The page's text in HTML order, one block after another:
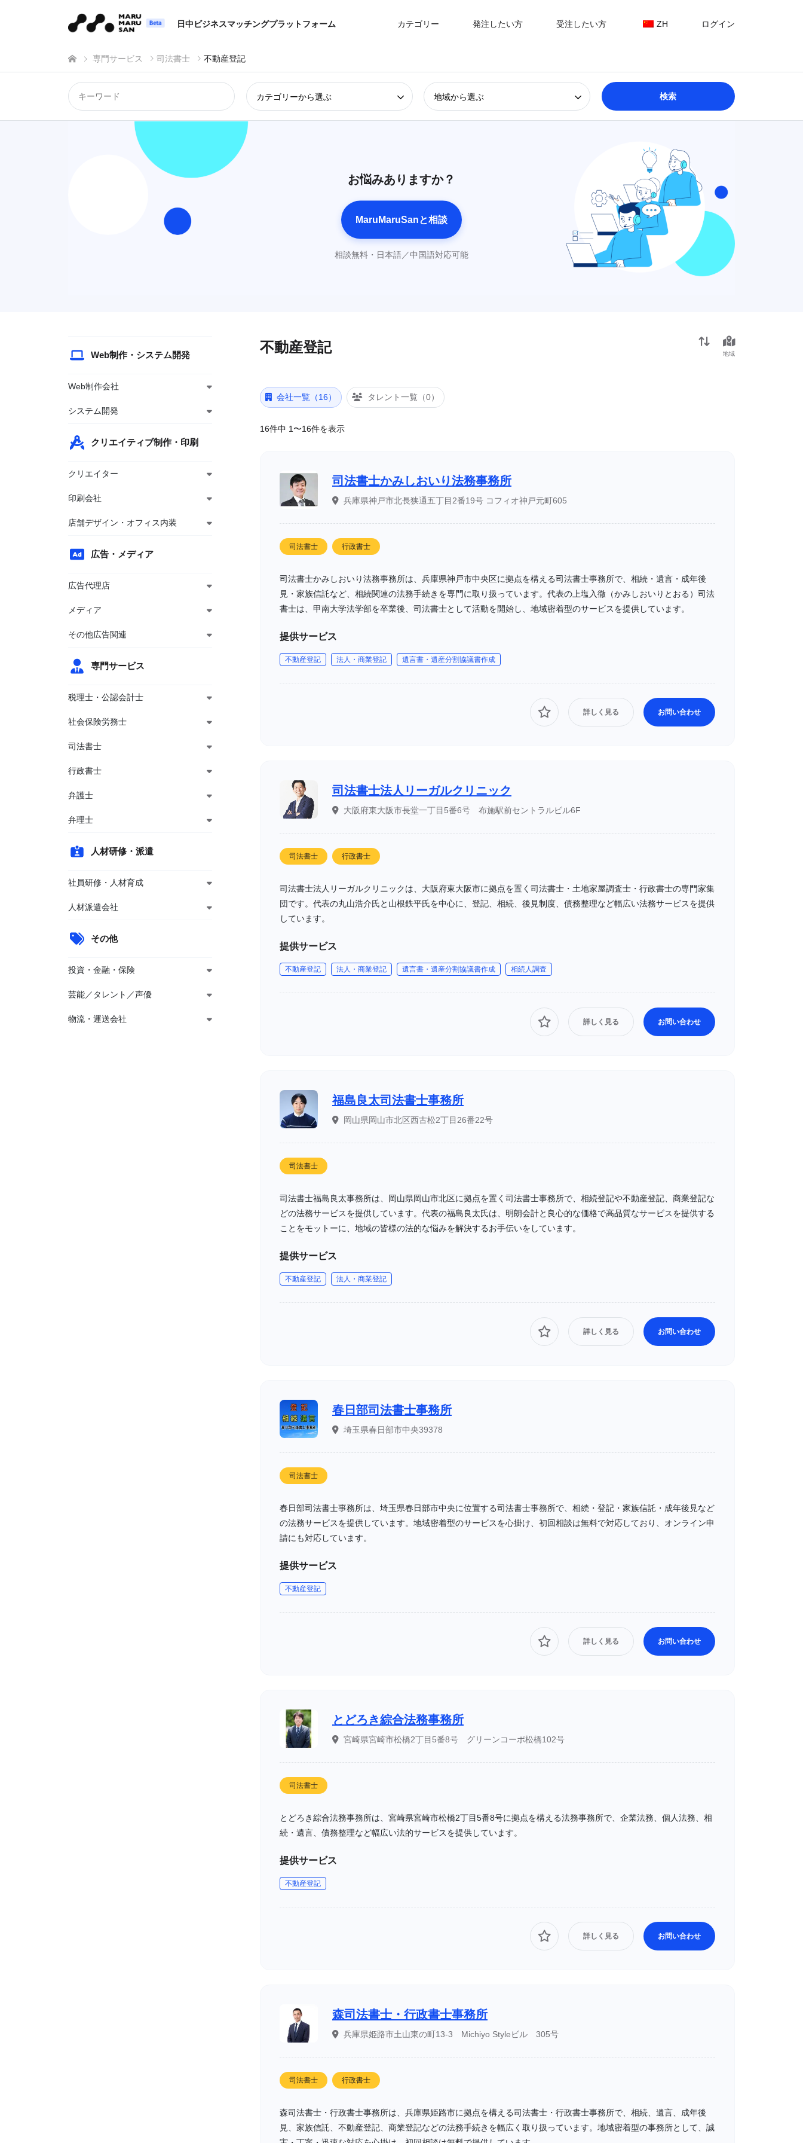
日中ビジネスマッチングプラットフォーム カテゴリー 発注したい方 受注したい方 ZH ログイン
専門サービス 司法書士 不動産登記
カテゴリーから選ぶ 地域から選ぶ
お悩みありますか？
MaruMaruSanと相談
相談無料・日本語／中国語対応可能
Web制作・システム開発
Web制作会社
システム開発
クリエイティブ制作・印刷
クリエイター
印刷会社
店舗デザイン・オフィス内装
広告・メディア
広告代理店
メディア
その他広告関連
専門サービス
税理士・公認会計士
社会保険労務士
司法書士
行政書士
弁護士
弁理士
人材研修・派遣
社員研修・人材育成
人材派遣会社
その他
投資・金融・保険
芸能／タレント／声優
物流・運送会社
不動産登記 地域
会社一覧（16） タレント一覧（0）
16件中 1〜16件を表示
司法書士かみしおいり法務事務所
兵庫県神戸市北長狭通五丁目2番19号 コフィオ神戸元町605
司法書士 行政書士
司法書士かみしおいり法務事務所は、兵庫県神戸市中央区に拠点を構える司法書士事務所で、相続・遺言・成年後
見・家族信託など、相続関連の法務手続きを専門に取り扱っています。代表の上塩入徹（かみしおいりとおる）司法
書士は、甲南大学法学部を卒業後、司法書士として活動を開始し、地域密着型のサービスを提供しています。
提供サービス
不動産登記 法人・商業登記 遺言書・遺産分割協議書作成
詳しく見る お問い合わせ
司法書士法人リーガルクリニック
大阪府東大阪市長堂一丁目5番6号 布施駅前セントラルビル6F
司法書士 行政書士
司法書士法人リーガルクリニックは、大阪府東大阪市に拠点を置く司法書士・土地家屋調査士・行政書士の専門家集
団です。代表の丸山浩介氏と山根鉄平氏を中心に、登記、相続、後見制度、債務整理など幅広い法務サービスを提供
しています。
提供サービス
不動産登記 法人・商業登記 遺言書・遺産分割協議書作成 相続人調査
詳しく見る お問い合わせ
福島良太司法書士事務所
岡山県岡山市北区西古松2丁目26番22号
司法書士
司法書士福島良太事務所は、岡山県岡山市北区に拠点を置く司法書士事務所で、相続登記や不動産登記、商業登記な
どの法務サービスを提供しています。代表の福島良太氏は、明朗会計と良心的な価格で高品質なサービスを提供する
ことをモットーに、地域の皆様の法的な悩みを解決するお手伝いをしています。
提供サービス
不動産登記 法人・商業登記
詳しく見る お問い合わせ
春日部司法書士事務所
埼玉県春日部市中央39378
司法書士
春日部司法書士事務所は、埼玉県春日部市中央に位置する司法書士事務所で、相続・登記・家族信託・成年後見など
の法務サービスを提供しています。地域密着型のサービスを心掛け、初回相談は無料で対応しており、オンライン申
請にも対応しています。
提供サービス
不動産登記
詳しく見る お問い合わせ
とどろき綜合法務事務所
宮崎県宮崎市松橋2丁目5番8号 グリーンコーポ松橋102号
司法書士
とどろき綜合法務事務所は、宮崎県宮崎市松橋2丁目5番8号に拠点を構える法務事務所で、企業法務、個人法務、相
続・遺言、債務整理など幅広い法的サービスを提供しています。
提供サービス
不動産登記
詳しく見る お問い合わせ
森司法書士・行政書士事務所
兵庫県姫路市土山東の町13-3 Michiyo Styleビル 305号
司法書士 行政書士
森司法書士・行政書士事務所は、兵庫県姫路市に拠点を構える司法書士・行政書士事務所で、相続、遺言、成年後
見、家族信託、不動産登記、商業登記などの法務手続きを幅広く取り扱っています。地域密着型の事務所として、誠